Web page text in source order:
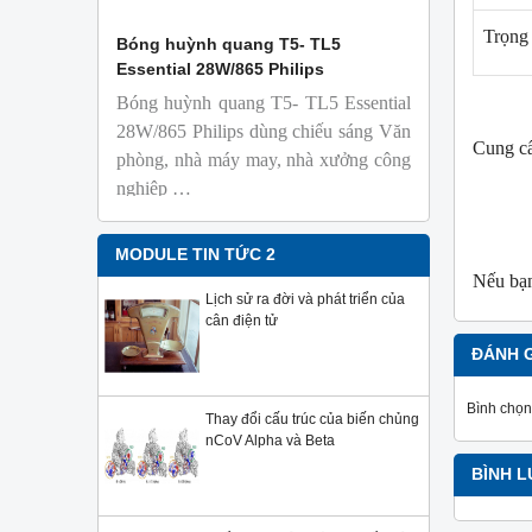
Bóng huỳnh quang T5- TL5
Essential 28W/865 Philips
Bóng huỳnh quang T5- TL5 Essential
28W/865 Philips dùng chiếu sáng Văn
phòng, nhà máy may, nhà xưởng công
nghiệp …
Bóng
nhiên
Với độ
sử
Sản
MODULE TIN TỨC 2
Lịch sử ra đời và phát triển của
cân điện tử
Thay đổi cấu trúc của biến chủng
nCoV Alpha và Beta
Cung
Nếu
ĐÁNH
Bình
BÌNH